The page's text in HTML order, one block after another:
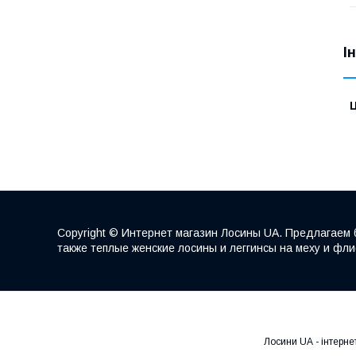
Copyright © Интернет магазин Лосины UA.
также теплые женские лосины и леггинсы на меху и